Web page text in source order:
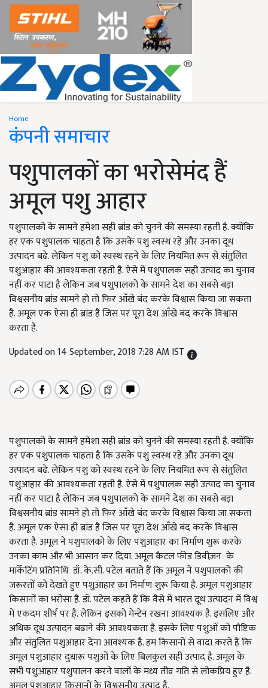
Home
कंपनी समाचार
पशुपालकों का भरोसेमंद हैं
अमूल पशु आहार
पशुपालको के सामने हमेशा सही ब्रांड को चुनने की समस्या रहती है. क्योंकि
हर एक पशुपालक चाहता है कि उसके पशु स्वस्थ रहे और उनका दूध
उत्पादन बढे. लेकिन पशु को स्वस्थ रहने के लिए नियमित रूप से संतुलित
पशुआहार की आवश्यकता रहती है. ऐसे में पशुपालक सही उत्पाद का चुनाव
नहीं कर पाटा है लेकिन जब पशुपालको के सामने देश का सबसे बड़ा
विश्वसनीय ब्रांड सामने हो तो फिर आँखे बंद करके विश्वास किया जा सकता
है. अमूल एक ऐसा ही ब्रांड है जिस पर पूरा देश आँखे बंद करके विश्वास
करता है.
Updated on 14 September, 2018 7:28 AM IST
पशुपालको के सामने हमेशा सही ब्रांड को चुनने की समस्या रहती है. क्योंकि
हर एक पशुपालक चाहता है कि उसके पशु स्वस्थ रहे और उनका दूध
उत्पादन बढे. लेकिन पशु को स्वस्थ रहने के लिए नियमित रूप से संतुलित
पशुआहार की आवश्यकता रहती है. ऐसे में पशुपालक सही उत्पाद का चुनाव
नहीं कर पाटा है लेकिन जब पशुपालको के सामने देश का सबसे बड़ा
विश्वसनीय ब्रांड सामने हो तो फिर आँखे बंद करके विश्वास किया जा सकता
है. अमूल एक ऐसा ही ब्रांड है जिस पर पूरा देश आँखे बंद करके विश्वास
करता है. अमूल ने पशुपालको के लिए पशुआहार का निर्माण शुरू करके
उनका काम और भी आसान कर दिया. अमूल कैटल फीड डिवीज़न के
मार्केटिंग प्रतिनिधि डॉ. के.सी. पटेल बताते हैं कि अमूल ने पशुपालको की
जरूरतों को देखते हुए पशुआहार का निर्माण शुरू किया है. अमूल पशुआहार
किसानों का भरोसा है. डॉ. पटेल कहते हैं कि वैसे में भारत दूध उत्पादन में विश्व
में एकदम शीर्ष पर है. लेकिन इसको मेन्टेन रखना आवश्यक है. इसलिए और
अधिक दूध उत्पादन बढाने की आवश्यकता है. इसके लिए पशुओं को पौष्टिक
और संतुलित पशुआहार देना आवश्यक है. हम किसानों से वादा करते हैं कि
अमूल पशुआहार दुधारू पशुओं के लिए बिलकुल सही उत्पाद है. अमूल के
सभी पशुआहार पशुपालन करने वालों के मध्य तीव्र गति से लोकप्रिय हुए है.